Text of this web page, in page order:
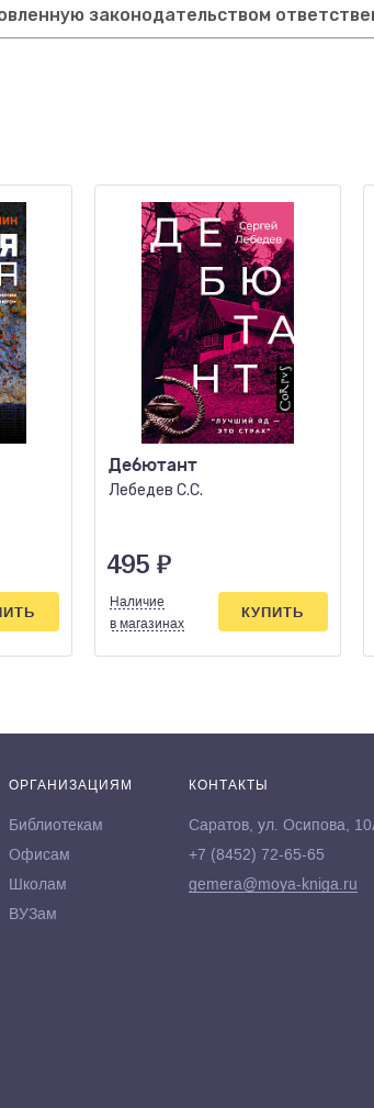
законодательством
Дебютант
Лебедев С.С.
495 ₽
Наличие
в магазинах
КУПИТЬ
ОРГАНИЗАЦИЯМ
Библиотекам
Офисам
Школам
ВУЗам
КОНТАКТЫ
Саратов, ул. Осипова,
+7 (8452) 72-65-65
gemera@moya-kniga.ru